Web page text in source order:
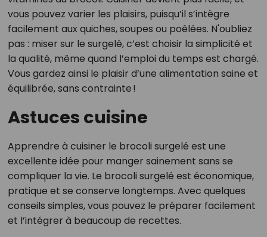
vous pouvez varier les plaisirs, puisqu’il s’intègre
facilement aux quiches, soupes ou poêlées. N'oubliez
pas : miser sur le surgelé, c’est choisir la simplicité et
la qualité, même quand l’emploi du temps est chargé.
Vous gardez ainsi le plaisir d’une alimentation saine et
équilibrée, sans contrainte !
Astuces cuisine
Apprendre à cuisiner le brocoli surgelé est une
excellente idée pour manger sainement sans se
compliquer la vie. Le brocoli surgelé est économique,
pratique et se conserve longtemps. Avec quelques
conseils simples, vous pouvez le préparer facilement
et l’intégrer à beaucoup de recettes.